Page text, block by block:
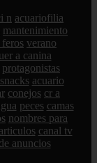
n acuariofilia
mantenimiento
feros verano
a canina
protagonistas
snacks acuario
conejos cr a
peces camas
nombres para
articulos canal tv
anuncios